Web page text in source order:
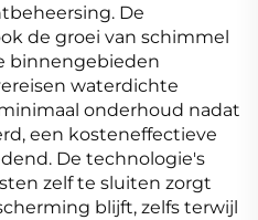
De
de groei van schimmel
binnengebieden
waterdichte
onderhoud nadat
een kosteneffectieve
De technologie's
zelf te sluiten zorgt
blijft, zelfs terwijl